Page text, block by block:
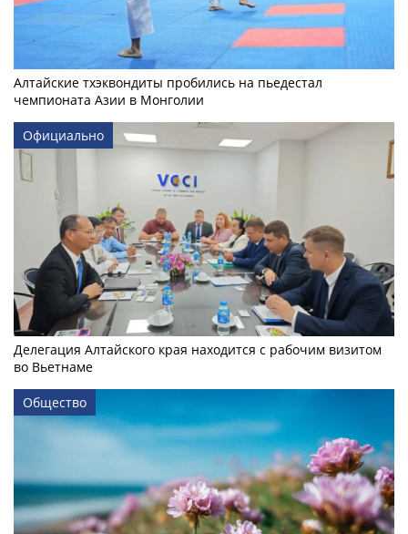
Алтайские тхэквондиты пробились на пьедестал
чемпионата Азии в Монголии
Официально
Делегация Алтайского края находится с рабочим визитом
во Вьетнаме
Общество